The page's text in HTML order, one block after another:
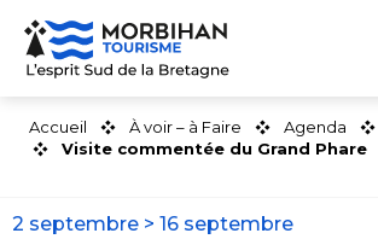
Aller
contenu
Accueil À voir – à Faire Agenda
Visite commentée du Grand Phare
2 septembre > 16 septembre